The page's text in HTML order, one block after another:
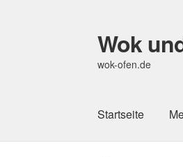
Zur
Navigation
springen
Zum
Inhalt
springen
Wok
wok-ofen.de
Startseite